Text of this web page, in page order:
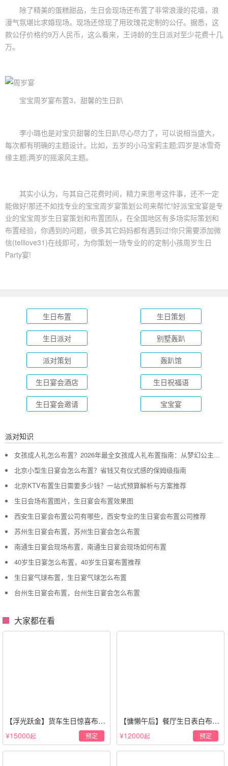
除了精美的蛋糕甜品，生日会现场还布置了非常浪漫的花墙，浪
漫气氛堪比求婚现场。现场还惊现了用玫瑰花定制的公仔。据悉，这
款公仔价格约9万人民币，这么看来，王诗龄的生日派对至少花费十几
万。
宝宝周岁宴布置3、甜馨的生日趴
李小璐也是对宝贝甜馨的生日趴尽心尽力了，可以说相当盛大，
每次都有明确的主题设计。比如，五岁的小马宝莉主题;四岁是冰雪奇
缘主题;两岁的摇滚风主题。
其实小认为，与其自己花费时间，精力来思考这件事，还不一定
能做好!那还不如找专业的宝宝周岁宴策划公司来帮忙!好派宝宝宴是专
业的宝宝周岁生日宴策划和布置团队，在全国地区有多场实际策划和
布置经验，你遇到的问题，很多其它妈妈都有遇到过!你只需要添加微
信(telllove31)在线即可，为你策划一场专业的的定制小孩周岁生日
Party宴!
生日布置 生日策划
生日派对 别墅轰趴
派对策划 轰趴馆
生日宴会酒店 生日祝福语
生日宴会邀请 宝宝宴
派对知识
女孩成人礼怎么布置？2026年最全女孩成人礼布置指南：从梦幻公主风到酷飒个性范，打造专属她的成年盛典
北京小型生日宴会怎么布置？省钱又有仪式感的保姆级指南
北京KTV布置生日需要多少钱？一站式预算解析与方案推荐
生日会场布置图片，生日宴会布置效果图
西安生日宴会布置公司有哪些，西安专业的生日宴会布置公司推荐
苏州生日宴会布置，苏州生日宴会怎么布置
南通生日宴会现场布置，南通生日宴会现场如何布置
40岁生日宴怎么布置，40岁生日宴布置推荐
生日宴气球布置，生日宴气球怎么布置
台州生日宴会布置，台州生日宴会怎么布置
大家都在看
【浮光跃金】货车生日惊喜布置
·经典白色系
¥15000起 预定
【慵懒午后】餐厅生日表白布置
场景·轻奢白色系
¥12000起 预定